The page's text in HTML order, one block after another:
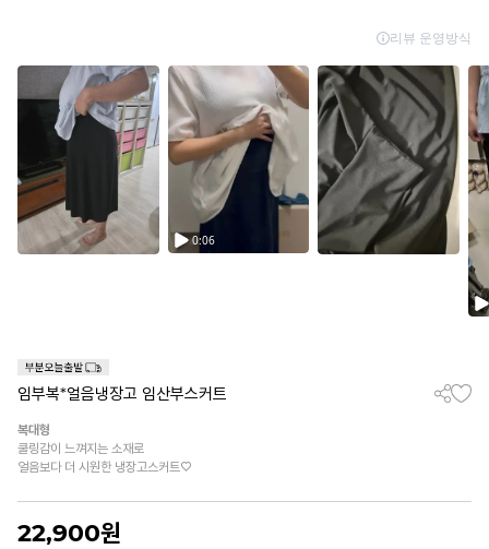
임부복*얼음냉장고 임산부스커트
복대형
쿨링감이 느껴지는 소재로
얼음보다 더 시원한 냉장고스커트♡
22,900원